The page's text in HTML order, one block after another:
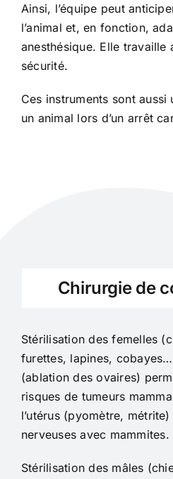
Ainsi, l’équipe peut
l’animal et, en fonction,
anesthésique. Elle travaille
sécurité.
Ces instruments sont
un animal lors d’un arrêt
Chirurgie de
Stérilisation des femelles
furettes, lapines,
(ablation des ovaires)
risques de tumeurs
l’utérus (pyomètre,
nerveuses avec mammites.
Stérilisation des mâles